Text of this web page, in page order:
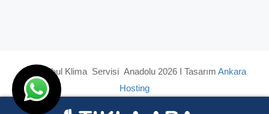
© İstanbul Klima Servisi Anadolu 2026 I Tasarım Ankara
Hosting